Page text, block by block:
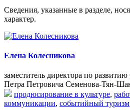
Сведения, указанные в разделе,
характер.
Елена Колесникова
заместитель директора по
Петра Петровича Семенова-Тян-
продюсирование в культуре,
коммуникации, событийный туризм